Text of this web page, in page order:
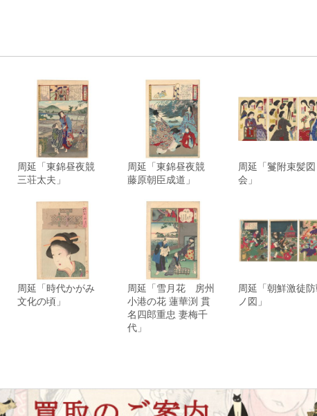
周延「東錦昼夜競
三荘太夫」
周延「東錦昼夜競
藤原朝臣成道」
周延「鬘附束髪図
会」
周延「時代かがみ
文化の頃」
周延「雪月花 房州
小港の花 蓮華渕 貫
名四郎重忠 妻梅千
代」
周延「朝鮮激徒
ノ図」